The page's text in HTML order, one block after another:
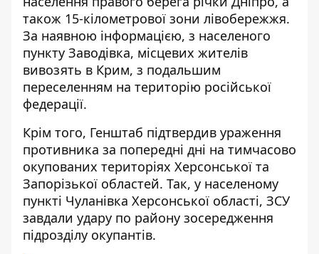
також 15-кілометрової зони лівобережжя.
За наявною інформацією, з населеного
пункту Заводівка, місцевих жителів
вивозять в Крим, з подальшим
переселенням на територію російської
федерації.
Крім того, Генштаб підтвердив ураження
противника за попередні дні на тимчасово
окупованих територіях Херсонської та
Запорізької областей. Так, у населеному
пункті Чуланівка Херсонської області, ЗСУ
завдали удару по району зосередження
підрозділу окупантів.